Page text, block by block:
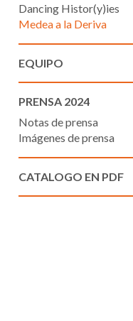
Dancing Histor(y)ies
Medea a la Deriva
EQUIPO
PRENSA 2024
Notas de prensa
Imágenes de prensa
CATALOGO EN PDF